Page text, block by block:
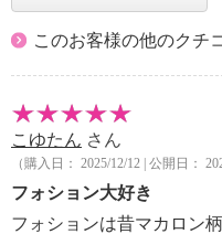
このお客様の他のクチ
こゆたん さん
（購入日： 2025/12/12 | 公開日：
フォション大好き
フォションは昔マカロン